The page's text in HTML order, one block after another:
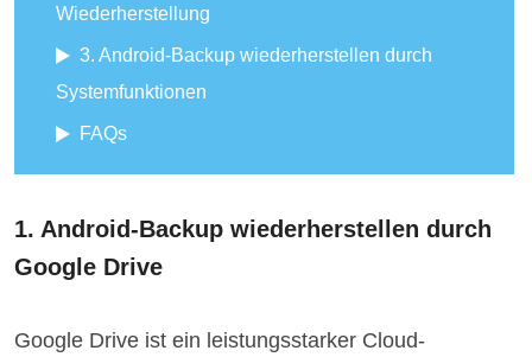
Wiederherstellung
3. Android-Backup wiederherstellen durch
Systemfunktionen
FAQs
1. Android-Backup wiederherstellen durch
Google Drive
Google Drive ist ein leistungsstarker Cloud-